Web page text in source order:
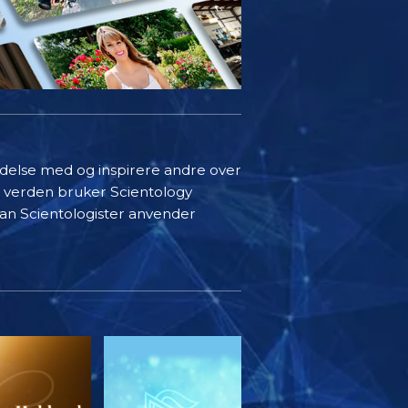
med og inspirere andre over
bruker Scientology
Scientologister anvender